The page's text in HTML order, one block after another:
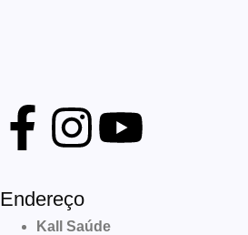
Endereço
Kall Saúde